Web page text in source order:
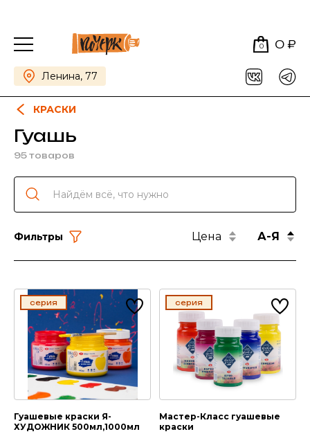
0 0 ₽
Ленина, 77
КРАСКИ
Гуашь
95 товаров
Фильтры Цена А-Я
серия
Гуашевые краски Я-
ХУДОЖНИК 500мл,1000мл
серия
Мастер-Класс гуашевые
краски